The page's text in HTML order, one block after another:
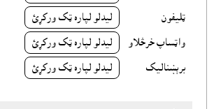
ټليفون ليدلو لپاره ټک ورکړئ
واټساپ خرڅلاو ليدلو لپاره ټک ورکړئ
برېښناليک ليدلو لپاره ټک ورکړئ